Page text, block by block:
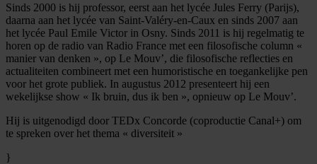
Sinds 2000 is hij professor, eerst aan het lycée Jules Ferry (Parijs),
daarna aan het lycée van Saint-Valéry-en-Caux en sinds 2007 aan
het lycée Paul Emile Victor in Osny. Sinds 2011 is hij regelmatig te
horen op de radio van Radio France met een filosofische column «
manier van denken », op Le Mouv’, die filosofische reflecties en
actualiteiten combineert met een humoristische en toegankelijke pen
voor het grote publiek. In augustus 2012 presenteert hij een
wekelijkse show « Ik bruin, dus ik ben », opnieuw op Le Mouv’.
Hij is uitgenodigd door TEDx Concorde (coproductie Canal+) om
te spreken over het thema « diversiteit »
}